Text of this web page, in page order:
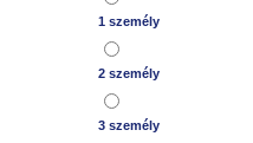
1 személy
2 személy
3 személy